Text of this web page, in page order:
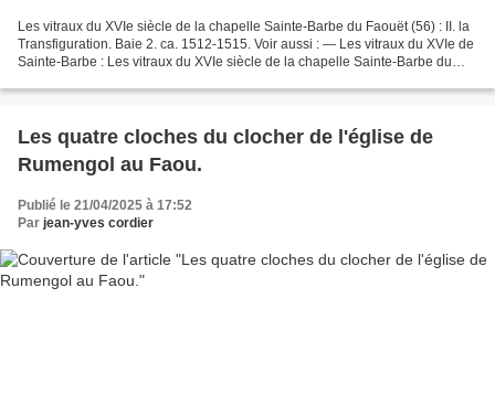
Les vitraux du XVIe siècle de la chapelle Sainte-Barbe du Faouët (56) : II. la
Transfiguration. Baie 2. ca. 1512-1515. Voir aussi : — Les vitraux du XVIe de
Sainte-Barbe : Les vitraux du XVIe siècle de la chapelle Sainte-Barbe du
Les quatre cloches du clocher de l'église de
Rumengol au Faou.
Publié le 21/04/2025 à 17:52
Par jean-yves cordier